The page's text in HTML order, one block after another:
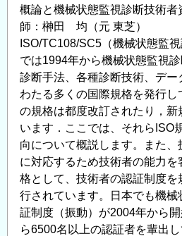
概論と機械状態監視診断技
師：榊田 均（元 東芝）
ISO/TC108/SC5（機械状態監
では1994年から機械状態監視
診断手法、各種診断技術、デー
わたる多くの国際規格を発行し
の規格は都度改訂されたり，新
います．ここでは、それらISO
向について概説します。また
に対応するため技術者の能力
格として、技術者の認証制度を
行されています。日本でも機
証制度（振動）が2004年から
ら6500名以上の認証者を輩出